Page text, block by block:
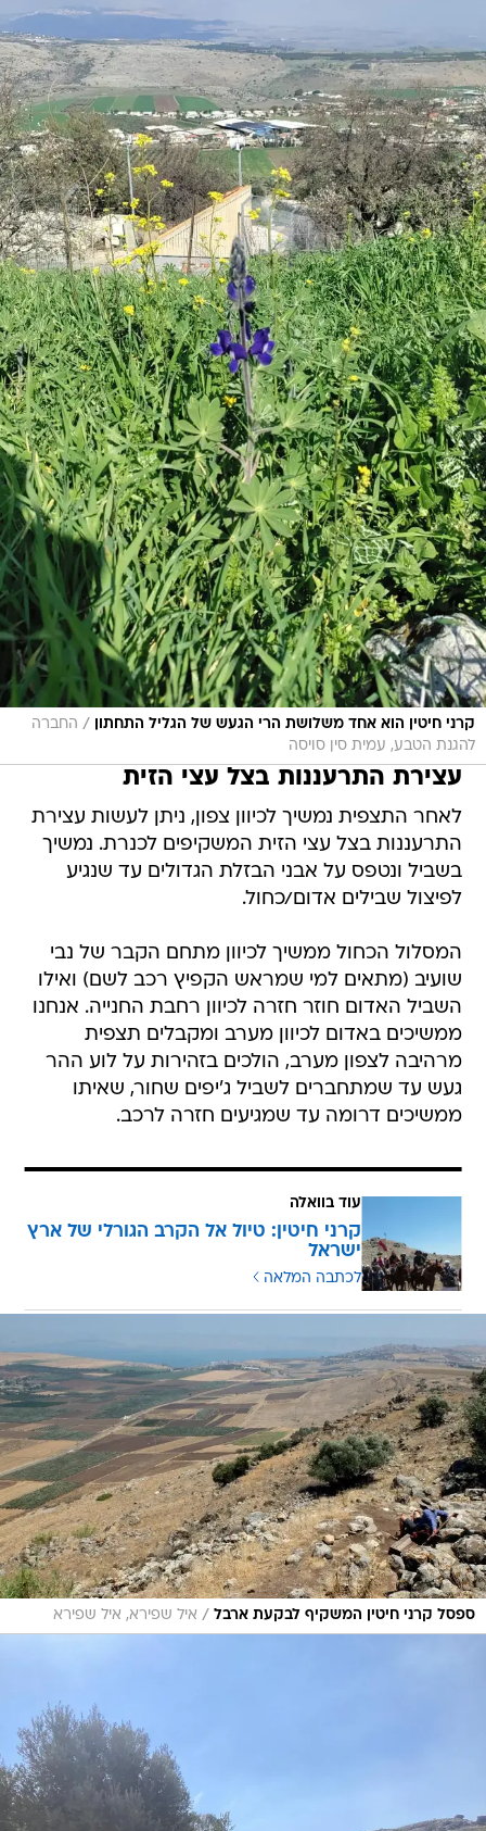
קרני חיטין הוא אחד משלושת הרי הגעש של הגליל התחתון / החברה
להגנת הטבע, עמית סין סויסה
עצירת התרעננות בצל עצי הזית
לאחר התצפית נמשיך לכיוון צפון, ניתן לעשות עצירת
התרעננות בצל עצי הזית המשקיפים לכנרת. נמשיך
בשביל ונטפס על אבני הבזלת הגדולים עד שנגיע
לפיצול שבילים אדום/כחול.
המסלול הכחול ממשיך לכיוון מתחם הקבר של נבי
שועיב (מתאים למי שמראש הקפיץ רכב לשם) ואילו
השביל האדום חוזר חזרה לכיוון רחבת החנייה. אנחנו
ממשיכים באדום לכיוון מערב ומקבלים תצפית
מרהיבה לצפון מערב, הולכים בזהירות על לוע ההר
געש עד שמתחברים לשביל ג'יפים שחור, שאיתו
ממשיכים דרומה עד שמגיעים חזרה לרכב.
עוד בוואלה
קרני חיטין: טיול אל הקרב הגורלי של ארץ
ישראל
לכתבה המלאה
ספסל קרני חיטין המשקיף לבקעת ארבל / איל שפירא, איל שפירא